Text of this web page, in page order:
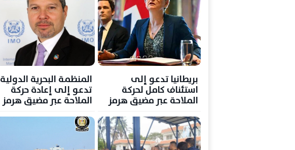
بريطانيا تدعو إلى
استئناف كامل لحركة
الملاحة عبر مضيق هرمز
المنظمة البحرية الدولية
تدعو إلى إعادة حركة
الملاحة عبر مضيق هرمز
الدولي